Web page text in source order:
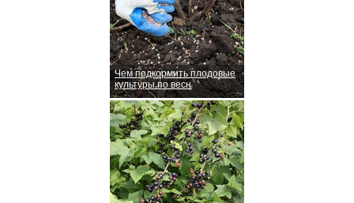
Чем подкормить плодовые
культуры по весн